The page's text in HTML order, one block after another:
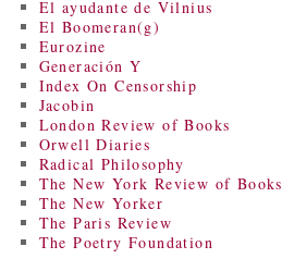
El ayudante de Vilnius
El Boomeran(g)
Eurozine
Generación Y
Index On Censorship
Jacobin
London Review of Books
Orwell Diaries
Radical Philosophy
The New York Review of Books
The New Yorker
The Paris Review
The Poetry Foundation